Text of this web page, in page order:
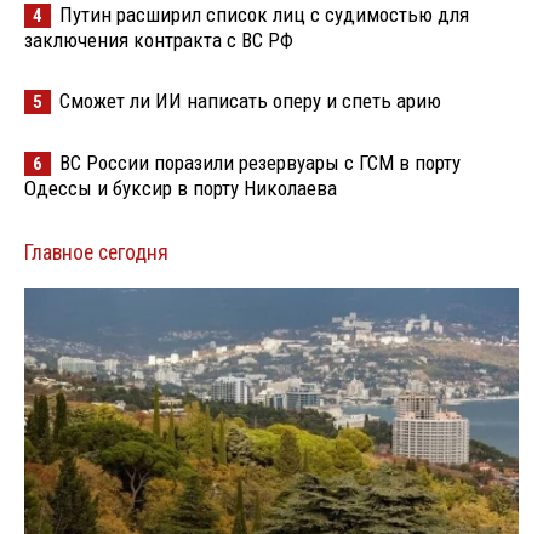
4
Путин расширил список лиц с судимостью для
заключения контракта с ВС РФ
5 Сможет ли ИИ написать оперу и спеть арию
6
ВС России поразили резервуары с ГСМ в порту
Одессы и буксир в порту Николаева
Главное сегодня